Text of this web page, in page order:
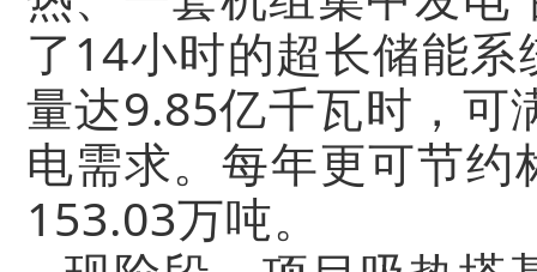
了14小时的超长储能
量达9.85亿千瓦时，可
电需求。每年更可节
153.03万吨。